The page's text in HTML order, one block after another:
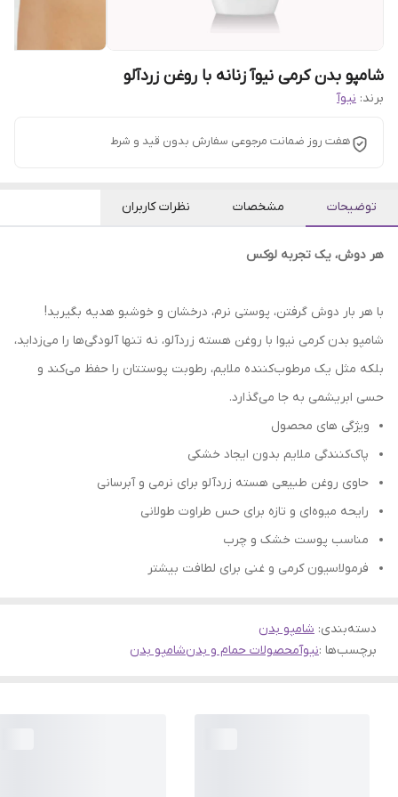
شامپو بدن کرمی نیوآ زنانه با روغن زردآلو
برند: نیوآ
هفت روز ضمانت مرجوعی سفارش بدون قید و شرط
توضیحات مشخصات نظرات کاربران
هر دوش، یک تجربه لوکس
با هر بار دوش گرفتن، پوستی نرم، درخشان و خوشبو هدیه بگیرید!
شامپو بدن کرمی نیوا با روغن هسته زردآلو، نه تنها آلودگی‌ها را می‌زداید،
بلکه مثل یک مرطوب‌کننده ملایم، رطوبت پوستتان را حفظ می‌کند و
حسی ابریشمی به جا می‌گذارد.
ویژگی های محصول
پاک‌کنندگی ملایم بدون ایجاد خشکی
حاوی روغن طبیعی هسته زردآلو برای نرمی و آبرسانی
رایحه میوه‌ای و تازه برای حس طراوت طولانی
مناسب پوست خشک و چرب
فرمولاسیون کرمی و غنی برای لطافت بیشتر
دسته‌بندی: شامپو بدن
برچسب‌ها :نیوآمحصولات حمام و بدنشامپو بدن